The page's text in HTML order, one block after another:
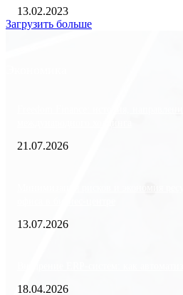
13.02.2023
Загрузить больше
21.07.2026
13.07.2026
18.04.2026